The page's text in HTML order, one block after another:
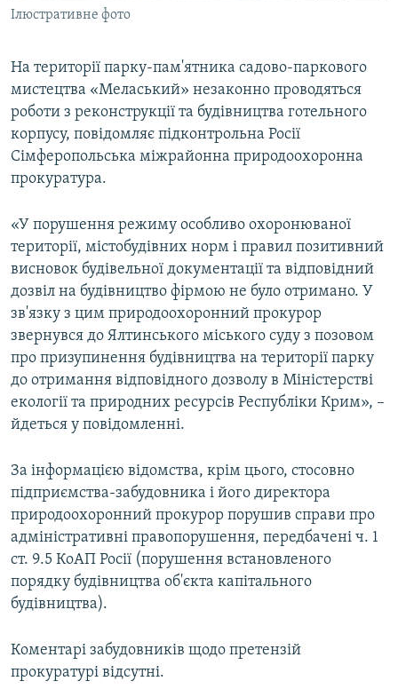
ІНФОГРАФІКА
ДОЛУЧАЙСЯ!
Усі сайти RFE/RL
Ілюстративне фото
На території парку-пам'ятника садово-паркового
мистецтва «Меласький» незаконно проводяться
роботи з реконструкції та будівництва готельного
корпусу, повідомляє підконтрольна Росії
Сімферопольська міжрайонна природоохоронна
прокуратура.
«У порушення режиму особливо охоронюваної
території, містобудівних норм і правил позитивний
висновок будівельної документації та відповідний
дозвіл на будівництво фірмою не було отримано. У
зв'язку з цим природоохоронний прокурор
звернувся до Ялтинського міського суду з позовом
про призупинення будівництва на території парку
до отримання відповідного дозволу в Міністерстві
екології та природних ресурсів Республіки Крим», –
йдеться у повідомленні.
За інформацією відомства, крім цього, стосовно
підприємства-забудовника і його директора
природоохоронний прокурор порушив справи про
адміністративні правопорушення, передбачені ч. 1
ст. 9.5 КоАП Росії (порушення встановленого
порядку будівництва об'єкта капітального
будівництва).
Коментарі забудовників щодо претензій
прокуратурі відсутні.